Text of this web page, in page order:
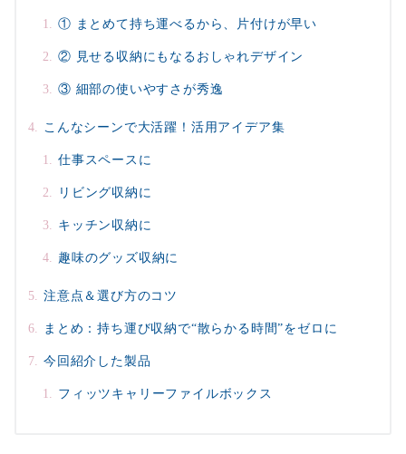
① まとめて持ち運べるから、片付けが早い
② 見せる収納にもなるおしゃれデザイン
③ 細部の使いやすさが秀逸
こんなシーンで大活躍！活用アイデア集
仕事スペースに
リビング収納に
キッチン収納に
趣味のグッズ収納に
注意点＆選び方のコツ
まとめ：持ち運び収納で“散らかる時間”をゼロに
今回紹介した製品
フィッツキャリーファイルボックス